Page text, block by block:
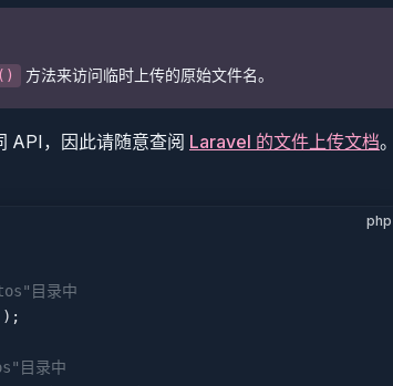
方法来访问临时上传的原始文件名。
API，因此请随意查阅 Laravel 的文件上传文档。
php
目录中
);
目录中